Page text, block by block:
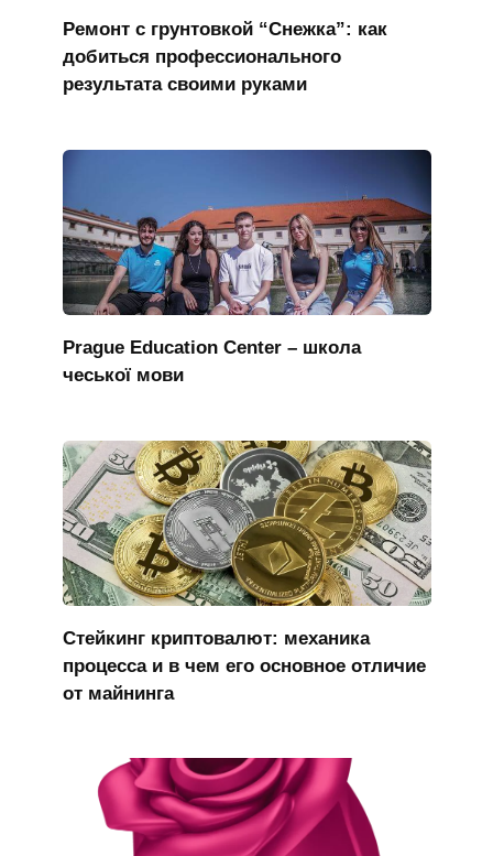
Ремонт с грунтовкой “Снежка”: как
добиться профессионального
результата своими руками
Prague Education Center – школа
чеської мови
Стейкинг криптовалют: механика
процесса и в чем его основное отличие
от майнинга